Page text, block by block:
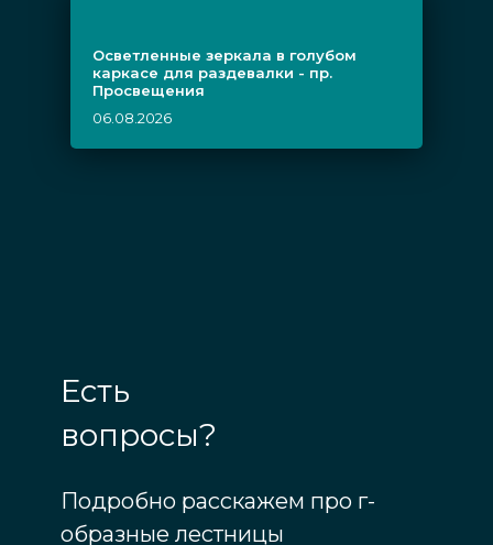
Осветленные зеркала в голубом
каркасе для раздевалки - пр.
Просвещения
06.08.2026
Есть
вопросы?
Подробно расскажем про г-
образные лестницы